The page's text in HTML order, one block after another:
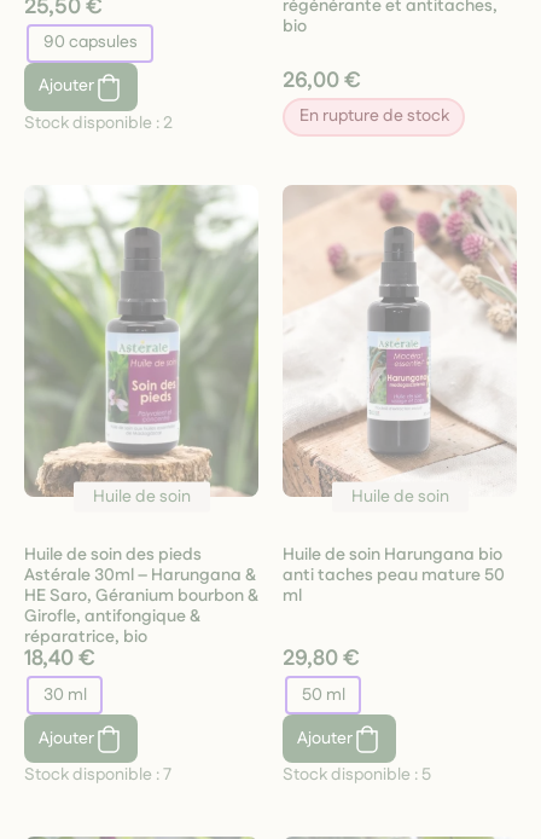
25,50 €
90 capsules
Ajouter
Stock disponible : 2
régénérante et antitaches,
bio
26,00 €
En rupture de stock
Huile de soin
Huile de soin des pieds
Astérale 30ml – Harungana &
HE Saro, Géranium bourbon &
Girofle, antifongique &
réparatrice, bio
18,40 €
30 ml
Ajouter
Stock disponible :7
Huile de soin
Huile de soin Harungana bio
anti taches peau mature 50
ml
29,80 €
50 ml
Ajouter
Stock disponible : 5